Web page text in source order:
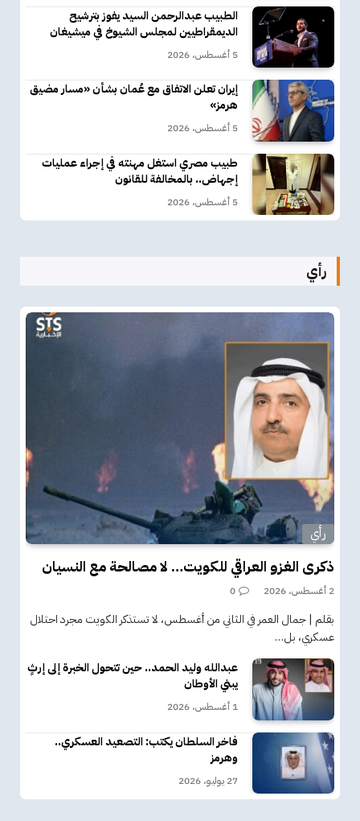
الطبيب عبدالرحمن السيد يفوز بترشيح
الديمقراطيين لمجلس الشيوخ في ميشيغان
5 أغسطس، 2026
إيران تعلن الاتفاق مع عُمان بشأن «مسار مضيق
هرمز»
5 أغسطس، 2026
طبيب مصري استغل مهنته في إجراء عمليات
إجهاض.. بالمخالفة للقانون
5 أغسطس، 2026
رأي
رأي
ذكرى الغزو العراقي للكويت… لا مصالحة مع النسيان
2 أغسطس، 2026 0
بقلم | جمال العمر في الثاني من أغسطس، لا تستذكر الكويت مجرد احتلال
عسكري، بل…
عبدالله وليد الحمد.. حين تتحول الخبرة إلى إرثٍ
يبني الأوطان
1 أغسطس، 2026
فاخر السلطان يكتب: التصعيد العسكري..
وهرمز
27 يوليو، 2026